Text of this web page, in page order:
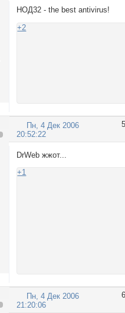
НОД32 - the best antivirus!
+2
5
Пн, 4 Дек 2006
20:52:22
DrWeb жжот...
+1
6
Пн, 4 Дек 2006
21:20:06